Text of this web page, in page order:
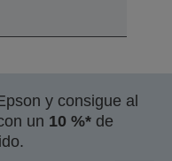
y consigue al
un 10 %* de